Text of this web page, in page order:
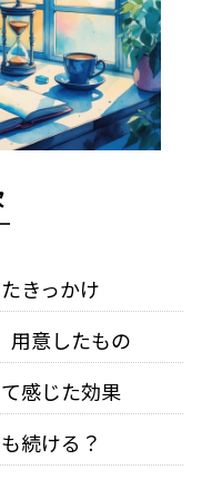
きっかけ
用意したもの
感じた効果
続ける？